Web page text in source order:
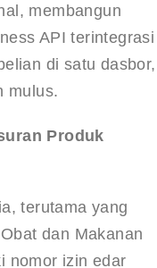
membangun
API terintegrasi
di satu dasbor,
mulus.
Produk
terutama yang
dan Makanan
nomor izin edar